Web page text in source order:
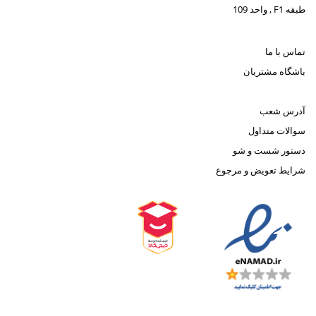
طبقه F1 , واحد 109
تماس با ما
باشگاه مشتریان
آدرس شعب
سوالات متداول
دستور شست و شو
شرایط تعویض و مرجوع